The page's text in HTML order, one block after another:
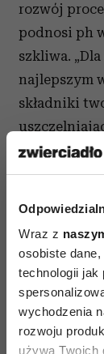
Wraz z
osobiste
technologii jak
wychodzenia
rozwoju
używa Twoich
rozwój
podnosi ph
szkliwa.
najlepszym
składniki
osobom z
dziąsłami
odkładanie
Ząbkowski.
Z aparatem
Osoby